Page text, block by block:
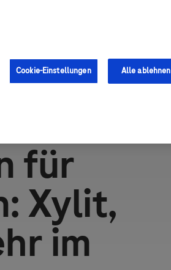
für
Xylit,
im
Cookie-Einstellungen Alle ablehnen